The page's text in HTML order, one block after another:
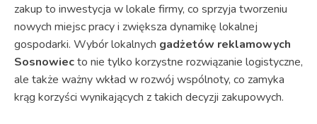
zakup to inwestycja w lokale firmy, co sprzyja tworzeniu
nowych miejsc pracy i zwiększa dynamikę lokalnej
gospodarki. Wybór lokalnych gadżetów reklamowych
Sosnowiecto nie tylko korzystne rozwiązanie logistyczne,
ale także ważny wkład w rozwój wspólnoty, co zamyka
krąg korzyści wynikających z takich decyzji zakupowych.